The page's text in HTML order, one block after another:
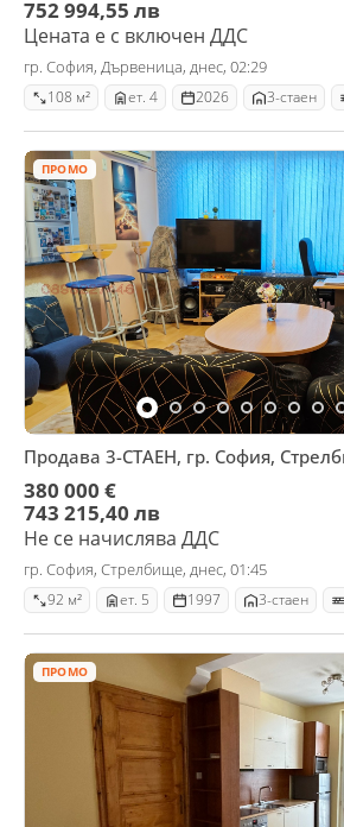
752 994,55 лв
Цената е с включен ДДС
гр. София, Дървеница, днес, 02:29
108 м² ет. 4 2026 3-стаен
ПРОМО
Продава 3-СТАЕН, гр. София,
380 000 €
743 215,40 лв
Не се начислява ДДС
гр. София, Стрелбище, днес, 01:45
92 м² ет. 5 1997 3-стаен
ПРОМО